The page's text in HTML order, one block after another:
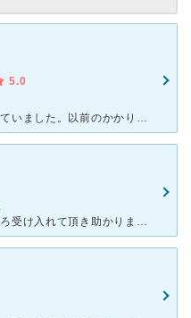
5.0
秋頃から毎月、副鼻腔炎の症状が出ていました。以前のかかりつけの耳鼻科で3回診てもらいましたが、ぶり返えし、「次、副鼻腔炎になったら手術が必要です」と言われ、他の耳鼻科に行ったらアレルギー性鼻炎と診断さ
熱の症状があり電話で確認したところ受け入れて頂き助かりました。草加市で自宅から1番近い内科には断られてしまったので、とても助かりました。先生もとても優しく、また女医さんなので色々安心です。いつも混んで